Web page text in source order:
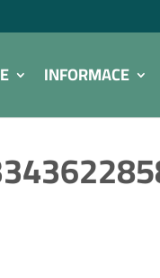
INFORMACE